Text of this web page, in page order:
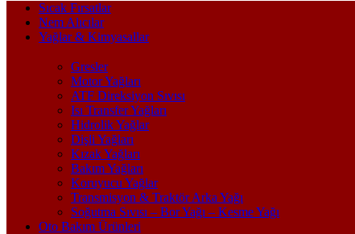
Sıcak Fırsatlar
Nem Alıcılar
Yağlar & Kimyasallar
Gresler
Motor Yağları
ATF Direksiyon Sıvısı
Isı Transfer Yağları
Hidrolik Yağlar
Dişli Yağları
Kızak Yağları
Bakım Yağları
Koruyucu Yağlar
Transmisyon & Traktör Arka Yağı
Soğutma Sıvısı – Bor Yağı – Kesme Yağı
Oto Bakım Ürünleri